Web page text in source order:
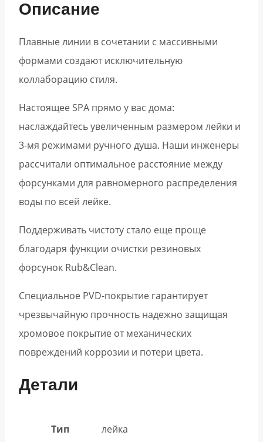
Описание
Плавные линии в сочетании с массивными
формами создают исключительную
коллаборацию стиля.
Настоящее SPA прямо у вас дома:
наслаждайтесь увеличенным размером лейки и
3-мя режимами ручного душа. Наши инженеры
рассчитали оптимальное расстояние между
форсунками для равномерного распределения
воды по всей лейке.
Поддерживать чистоту стало еще проще
благодаря функции очистки резиновых
форсунок Rub&Clean.
Специальное PVD-покрытие гарантирует
чрезвычайную прочность надежно защищая
хромовое покрытие от механических
повреждений коррозии и потери цвета.
Детали
Тип лейка